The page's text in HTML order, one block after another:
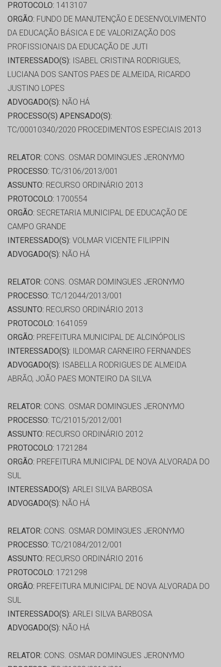
PROTOCOLO: 1413107
ORGÃO: FUNDO DE MANUTENÇÃO E DESENVOLVIMENTO
DA EDUCAÇÃO BÁSICA E DE VALORIZAÇÃO DOS
PROFISSIONAIS DA EDUCAÇÃO DE JUTI
INTERESSADO(S): ISABEL CRISTINA RODRIGUES,
LUCIANA DOS SANTOS PAES DE ALMEIDA, RICARDO
JUSTINO LOPES
ADVOGADO(S): NÃO HÁ
PROCESSO(S) APENSADO(S):
TC/00010340/2020 PROCEDIMENTOS ESPECIAIS 2013
RELATOR: CONS. OSMAR DOMINGUES JERONYMO
PROCESSO: TC/3106/2013/001
ASSUNTO: RECURSO ORDINÁRIO 2013
PROTOCOLO: 1700554
ORGÃO: SECRETARIA MUNICIPAL DE EDUCAÇÃO DE
CAMPO GRANDE
INTERESSADO(S): VOLMAR VICENTE FILIPPIN
ADVOGADO(S): NÃO HÁ
RELATOR: CONS. OSMAR DOMINGUES JERONYMO
PROCESSO: TC/12044/2013/001
ASSUNTO: RECURSO ORDINÁRIO 2013
PROTOCOLO: 1641059
ORGÃO: PREFEITURA MUNICIPAL DE ALCINÓPOLIS
INTERESSADO(S): ILDOMAR CARNEIRO FERNANDES
ADVOGADO(S): ISABELLA RODRIGUES DE ALMEIDA
ABRÃO, JOÃO PAES MONTEIRO DA SILVA
RELATOR: CONS. OSMAR DOMINGUES JERONYMO
PROCESSO: TC/21015/2012/001
ASSUNTO: RECURSO ORDINÁRIO 2012
PROTOCOLO: 1721284
ORGÃO: PREFEITURA MUNICIPAL DE NOVA ALVORADA DO
SUL
INTERESSADO(S): ARLEI SILVA BARBOSA
ADVOGADO(S): NÃO HÁ
RELATOR: CONS. OSMAR DOMINGUES JERONYMO
PROCESSO: TC/21084/2012/001
ASSUNTO: RECURSO ORDINÁRIO 2016
PROTOCOLO: 1721298
ORGÃO: PREFEITURA MUNICIPAL DE NOVA ALVORADA DO
SUL
INTERESSADO(S): ARLEI SILVA BARBOSA
ADVOGADO(S): NÃO HÁ
RELATOR: CONS. OSMAR DOMINGUES JERONYMO